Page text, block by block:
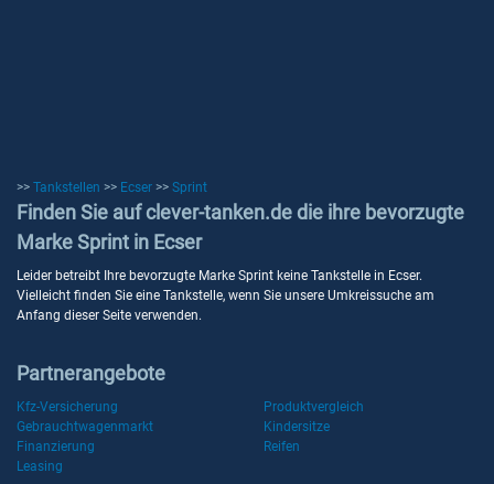
>> Tankstellen >> Ecser >> Sprint
Finden Sie auf clever-tanken.de die ihre bevorzugte
Marke Sprint in Ecser
Leider betreibt Ihre bevorzugte Marke Sprint keine Tankstelle in Ecser.
Vielleicht finden Sie eine Tankstelle, wenn Sie unsere Umkreissuche am
Anfang dieser Seite verwenden.
Partnerangebote
Kfz-Versicherung
Produktvergleich
Gebrauchtwagenmarkt
Kindersitze
Finanzierung
Reifen
Leasing